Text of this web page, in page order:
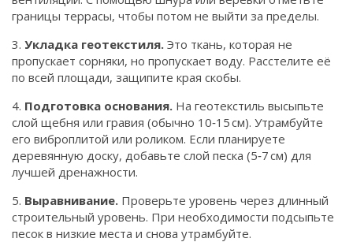
границы террасы, чтобы потом не выйти за пределы.
3. Укладка геотекстиля. Это ткань, которая не
пропускает сорняки, но пропускает воду. Расстелите её
по всей площади, защипите края скобы.
4. Подготовка основания. На геотекстиль высыпьте
слой щебня или гравия (обычно 10‑15 см). Утрамбуйте
его виброплитой или роликом. Если планируете
деревянную доску, добавьте слой песка (5‑7 см) для
лучшей дренажности.
5. Выравнивание. Проверьте уровень через длинный
строительный уровень. При необходимости подсыпьте
песок в низкие места и снова утрамбуйте.